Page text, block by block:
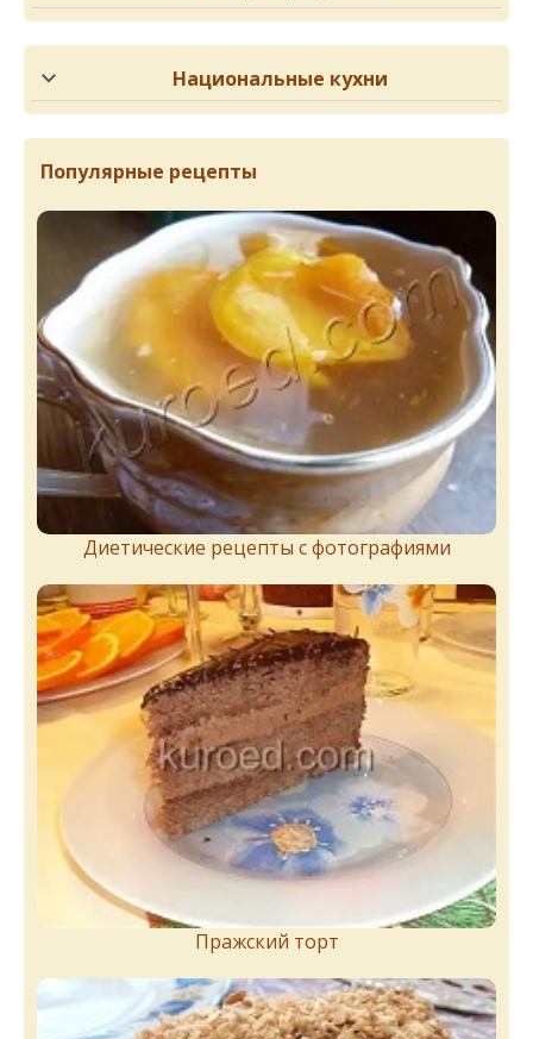
Национальные кухни
Популярные рецепты
Диетические рецепты с фотографиями
Пражский торт